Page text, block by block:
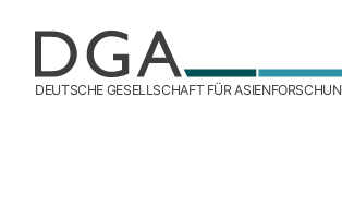
DEUTSCHE GESELLSCHAFT FÜR